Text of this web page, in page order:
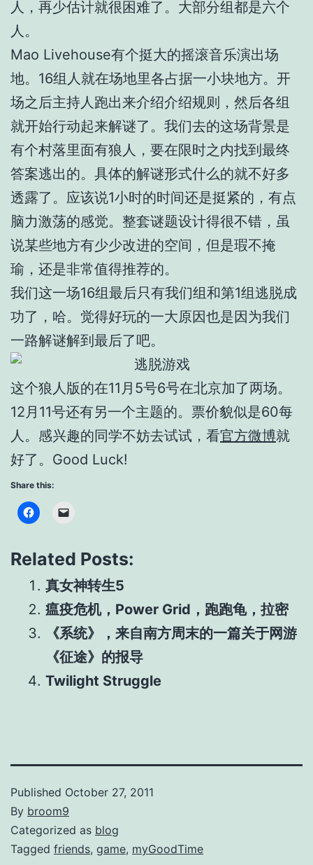
人，再少估计就很困难了。大部分组都是六个
人。
Mao Livehouse有个挺大的摇滚音乐演出场
地。16组人就在场地里各占据一小块地方。开
场之后主持人跑出来介绍介绍规则，然后各组
就开始行动起来解谜了。我们去的这场背景是
有个村落里面有狼人，要在限时之内找到最终
答案逃出的。具体的解谜形式什么的就不好多
透露了。应该说1小时的时间还是挺紧的，有点
脑力激荡的感觉。整套谜题设计得很不错，虽
说某些地方有少少改进的空间，但是瑕不掩
瑜，还是非常值得推荐的。
我们这一场16组最后只有我们组和第1组逃脱成
功了，哈。觉得好玩的一大原因也是因为我们
一路解谜解到最后了吧。
这个狼人版的在11月5号6号在北京加了两场。
12月11号还有另一个主题的。票价貌似是60每
人。感兴趣的同学不妨去试试，看官方微博就
好了。Good Luck!
Share this:
Related Posts:
真女神转生5
瘟疫危机，Power Grid，跑跑龟，拉密
《系统》，来自南方周末的一篇关于网游
《征途》的报导
Twilight Struggle
Published October 27, 2011
By broom9
Categorized as blog
Tagged friends, game, myGoodTime